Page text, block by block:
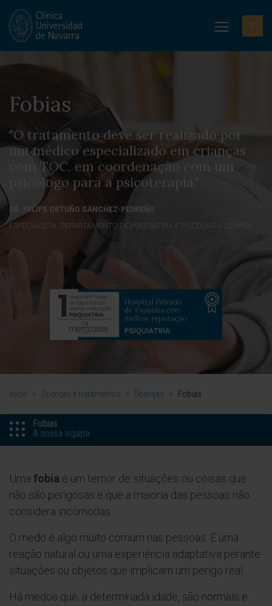
Fobias
"O tratamento deve ser realizado por
um médico especializado em crianças
com TOC, em coordenação com um
psicólogo para a psicoterapia."
DR. FELIPE ORTUÑO SÁNCHEZ-PEDREÑO
ESPECIALISTA. DEPARTAMENTO DE PSIQUIATRIA E PSICOLOGIA CLÍNICA
Inicio > Doenças e tratamentos > Doenças > Fobias
Fobias
A nossa equipa
Uma fobia é um temor de situações ou coisas que
não são perigosas e que a maioria das pessoas não
considera incómodas.
O medo é algo muito comum nas pessoas. É uma
reação natural ou uma experiência adaptativa perante
situações ou objetos que implicam um perigo real.
Há medos que, a determinada idade, são normais e